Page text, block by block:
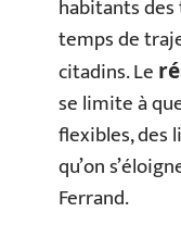
habitants
temps de
citadins. Le
se limite à
flexibles, des
qu’on
Ferrand.